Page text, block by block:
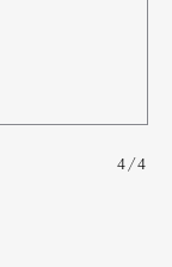
4/4